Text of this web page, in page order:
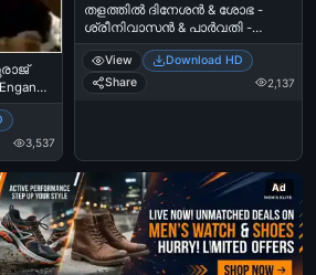
-
3,537
തളത്തിൽ ദിനേശൻ & ശോഭ -
ശ്രീനിവാസൻ & പാർവതി -
Thalathil Dineshan & Shobha -
Sreenivasan & Parvathi
View
Download HD
Share
2,137
Ad